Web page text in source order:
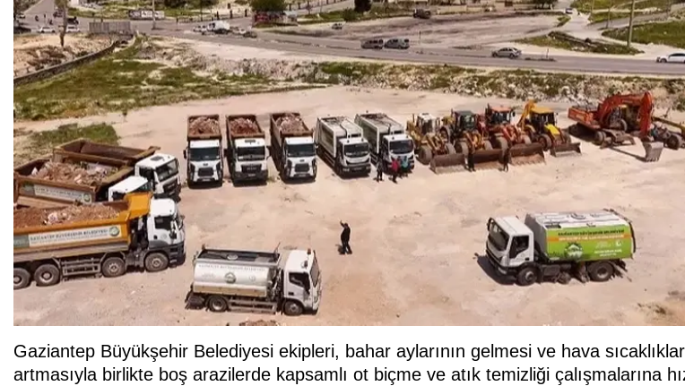
Gaziantep Büyükşehir Belediyesi ekipleri, bahar aylarının gelmesi ve hava
artmasıyla birlikte boş arazilerde kapsamlı ot biçme ve atık temizliği çalışmalarına